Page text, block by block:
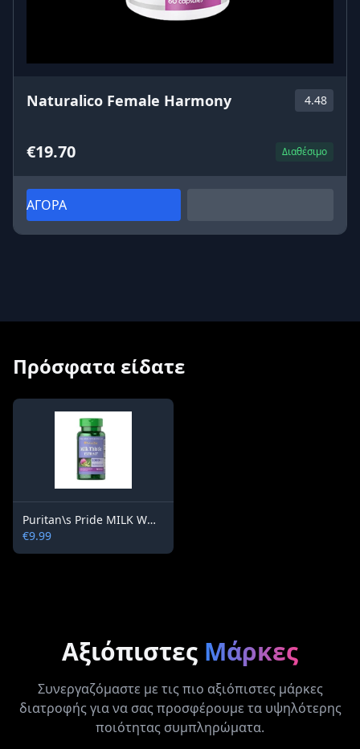
Naturalico Female Harmony 4.48
€19.70 Διαθέσιμο
ΑΓΟΡΑ
Πρόσφατα είδατε
Puritan\s Pride MILK WORTH EXTRACT 4:1 1000 mg / 90 softgels
€9.99
Αξιόπιστες Μάρκες
Συνεργαζόμαστε με τις πιο αξιόπιστες μάρκες
διατροφής για να σας προσφέρουμε τα υψηλότερης
ποιότητας συμπληρώματα.